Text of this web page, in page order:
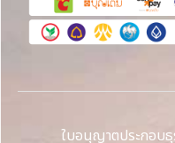
ใบอนุญาตประกอบธุ